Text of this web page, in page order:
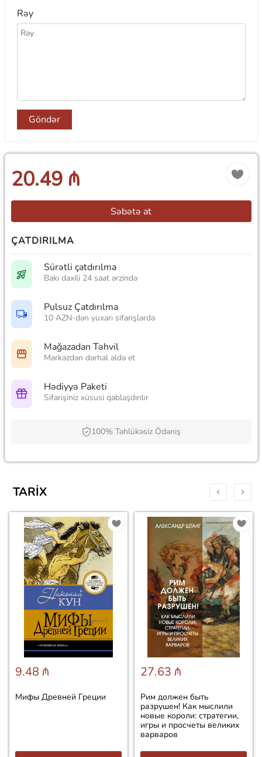
Rəy
Göndər
20.49 ₼
Səbətə at
ÇATDIRILMA
Sürətli çatdırılma
Bakı daxili 24 saat ərzində
Pulsuz Çatdırılma
10 AZN-dən yuxarı sifarişlərdə
Mağazadan Təhvil
Mərkəzdən dərhal əldə et
Hədiyyə Paketi
Sifarişiniz xüsusi qablaşdırılır
100% Təhlükəsiz Ödəniş
TARIX
9.48 ₼
Мифы Древней Греции
27.63 ₼
Рим должен быть
разрушен! Как мыслили
новые короли: стратегии,
игры и просчеты великих
варваров